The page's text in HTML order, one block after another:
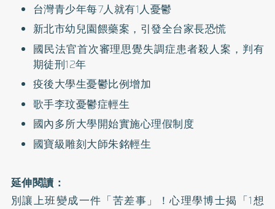
台灣青少年每7人就有1人憂鬱
新北市幼兒園餵藥案，引發全台家長恐慌
國民法官首次審理思覺失調症患者殺人案，判有
期徒刑12年
疫後大學生憂鬱比例增加
歌手李玟憂鬱症輕生
國內多所大學開始實施心理假制度
國寶級雕刻大師朱銘輕生
延伸閱讀：
別讓上班變成一件「苦差事」！心理學博士揭「1想